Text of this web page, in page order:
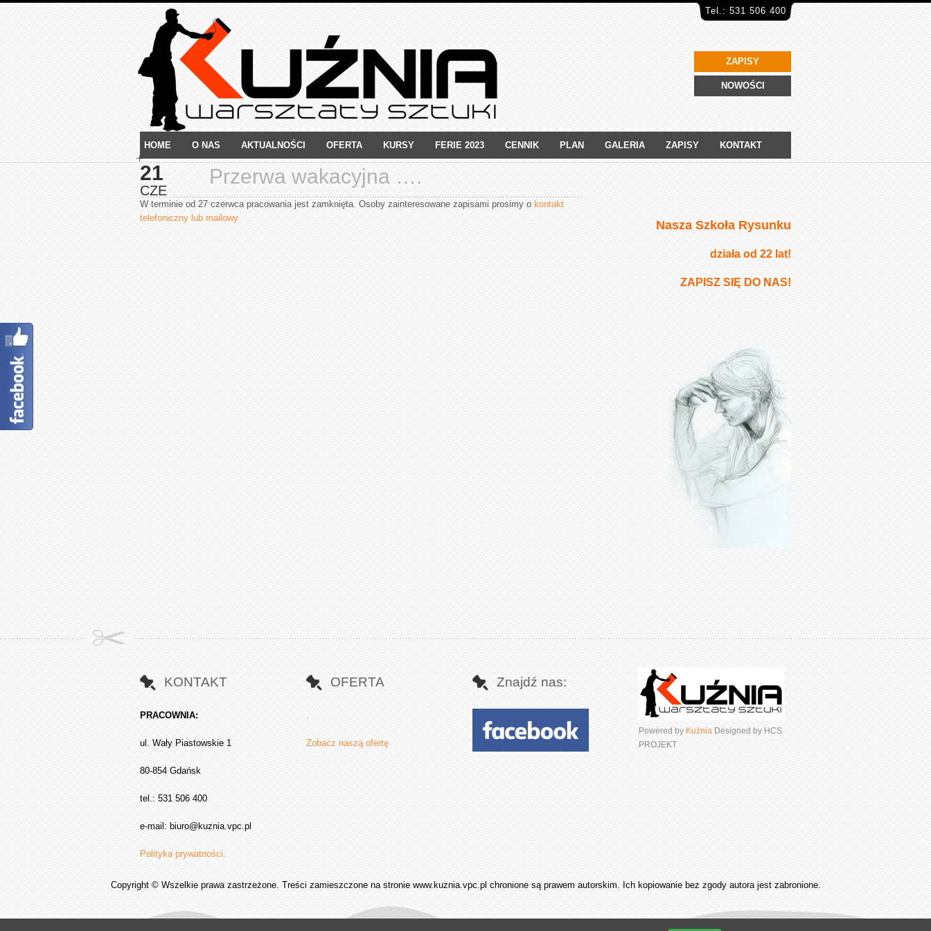
Tel.: 531 506 400
ZAPISY
NOWOŚCI
HOME O NAS AKTUALNOŚCI OFERTA KURSY FERIE 2023 CENNIK PLAN GALERIA ZAPISY KONTAKT
21
CZE
Przerwa wakacyjna ….
W terminie od 27 czerwca pracowania jest zamknięta. Osoby zainteresowane zapisami prosimy o kontakt
telefoniczny lub mailowy
Nasza Szkoła Rysunku
działa od 22 lat!
ZAPISZ SIĘ DO NAS!
Powered by Kuźnia Designed by HCS
PROJEKT
KONTAKT
PRACOWNIA:
ul. Wały Piastowskie 1
80-854 Gdańsk
tel.: 531 506 400
e-mail: biuro@kuznia.vpc.pl
Polityka prywatności.
OFERTA
.
Zobacz naszą ofertę
Znajdź nas:
Copyright © Wszelkie prawa zastrzeżone. Treści zamieszczone na stronie www.kuznia.vpc.pl chronione są prawem autorskim. Ich kopiowanie bez zgody autora jest zabronione.